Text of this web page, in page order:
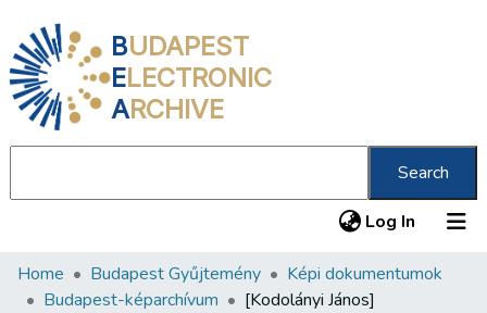
BUDAPEST
ELECTRONIC
ARCHIVE
Search
Log In (current)
Communities & Collections
Home Budapest Gyűjtemény
Képi dokumentumok
Budapest-képarchívum
[Kodolányi János]